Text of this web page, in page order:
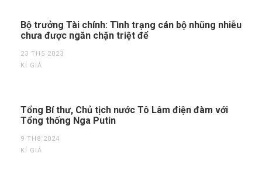
Bộ trưởng Tài chính: Tình trạng cán bộ nhũng nhiễu
chưa được ngăn chặn triệt để
23 TH5 2023
KÍ GIẢ
Tổng Bí thư, Chủ tịch nước Tô Lâm điện đàm với
Tổng thống Nga Putin
9 TH8 2024
KÍ GIẢ